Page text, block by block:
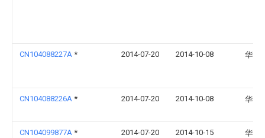
CN104088227A * 2014-07-20 2014-10-08 华巧
CN104088226A * 2014-07-20 2014-10-08 华巧
CN104099877A * 2014-07-20 2014-10-15 华巧